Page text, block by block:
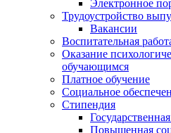
Электронное
Трудоустройство
Вакансии
Воспитательная
Оказание
обучающимся
Платное обучение
Социальное
Стипендия
Повышенная